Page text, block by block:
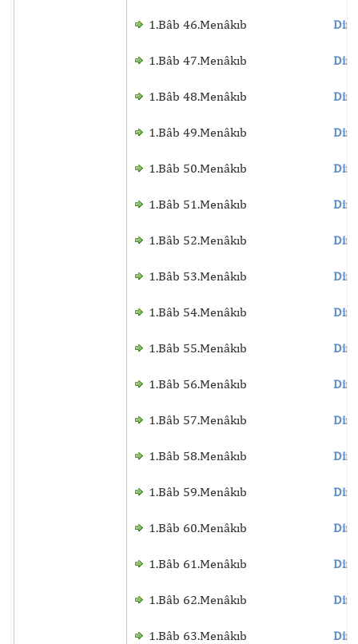
1.Bâb 46.Menâkıb
1.Bâb 47.Menâkıb
1.Bâb 48.Menâkıb
1.Bâb 49.Menâkıb
1.Bâb 50.Menâkıb
1.Bâb 51.Menâkıb
1.Bâb 52.Menâkıb
1.Bâb 53.Menâkıb
1.Bâb 54.Menâkıb
1.Bâb 55.Menâkıb
1.Bâb 56.Menâkıb
1.Bâb 57.Menâkıb
1.Bâb 58.Menâkıb
1.Bâb 59.Menâkıb
1.Bâb 60.Menâkıb
1.Bâb 61.Menâkıb
1.Bâb 62.Menâkıb
1.Bâb 63.Menâkıb